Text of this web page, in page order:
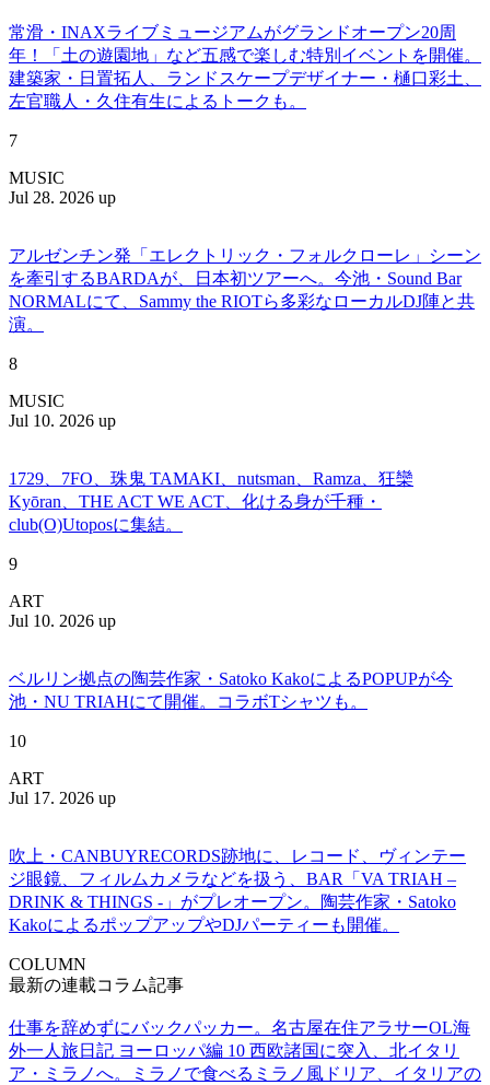
常滑・INAXライブミュージアムがグランドオープン20周
年！「土の遊園地」など五感で楽しむ特別イベントを開催。
建築家・日置拓人、ランドスケープデザイナー・樋口彩土、
左官職人・久住有生によるトークも。
7
MUSIC
Jul 28. 2026 up
アルゼンチン発「エレクトリック・フォルクローレ」シーン
を牽引するBARDAが、日本初ツアーへ。今池・Sound Bar
NORMALにて、Sammy the RIOTら多彩なローカルDJ陣と共
演。
8
MUSIC
Jul 10. 2026 up
1729、7FO、珠鬼 TAMAKI、nutsman、Ramza、狂欒
Kyōran、THE ACT WE ACT、化ける身が千種・
club(O)Utoposに集結。
9
ART
Jul 10. 2026 up
ベルリン拠点の陶芸作家・Satoko KakoによるPOPUPが今
池・NU TRIAHにて開催。コラボTシャツも。
10
ART
Jul 17. 2026 up
吹上・CANBUYRECORDS跡地に、レコード、ヴィンテー
ジ眼鏡、フィルムカメラなどを扱う、BAR「VA TRIAH –
DRINK & THINGS -」がプレオープン。陶芸作家・Satoko
KakoによるポップアップやDJパーティーも開催。
COLUMN
最新の連載コラム記事
仕事を辞めずにバックパッカー。名古屋在住アラサーOL海
外一人旅日記 ヨーロッパ編 10 西欧諸国に突入、北イタリ
ア・ミラノへ。ミラノで食べるミラノ風ドリア、イタリアの